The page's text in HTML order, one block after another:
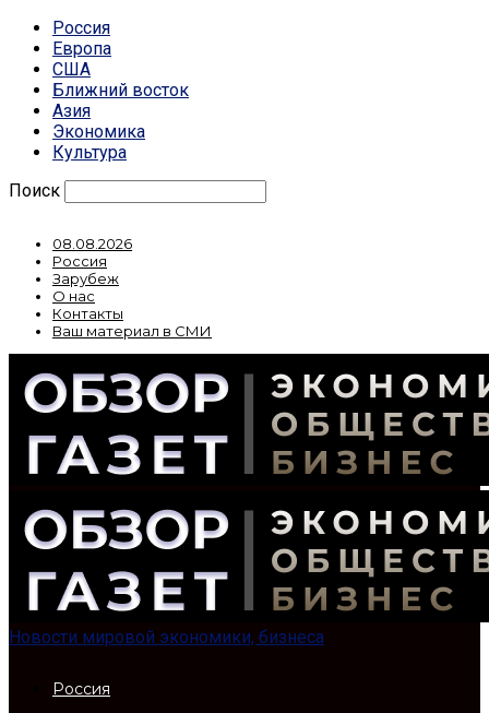
Россия
Европа
США
Ближний восток
Азия
Экономика
Культура
Поиск
08.08.2026
Россия
Зарубеж
О нас
Контакты
Ваш материал в СМИ
Новости мировой экономики, бизнеса
Россия